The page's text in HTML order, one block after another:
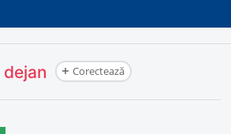
dejan Corectează